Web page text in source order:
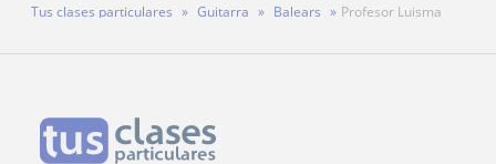
Tus clases particulares Guitarra Balears Profesor Luisma